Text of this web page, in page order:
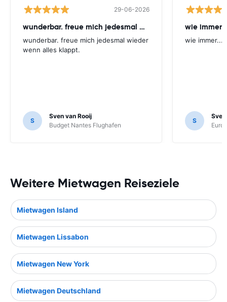
29-06-2026
wunderbar. freue mich jedesmal wieder
wunderbar. freue mich jedesmal wieder
wenn alles klappt.
S
Sven van Rooij
Budget Nantes Flughafen
wie
wie immer...
S
Weitere Mietwagen Reiseziele
Mietwagen Island
Mietwagen Lissabon
Mietwagen New York
Mietwagen Deutschland